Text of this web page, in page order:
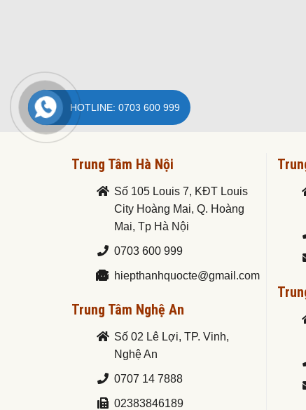
Trung Tâm Hà Nội
Số 105 Louis 7, KĐT Louis
City Hoàng Mai, Q. Hoàng
Mai, Tp Hà Nội
0703 600 999
hiepthanhquocte@gmail.com
Trung Tâm Nghệ An
Số 02 Lê Lợi, TP. Vinh,
Nghệ An
0707 14 7888
02383846189
HOTLINE: 0703 600 999